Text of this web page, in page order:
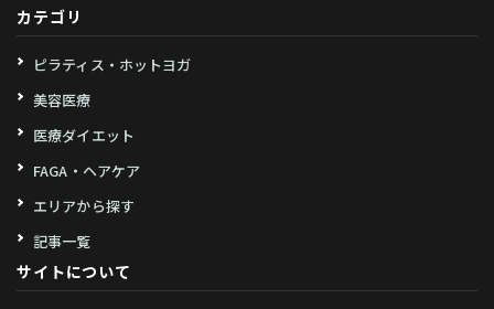
カテゴリ
ピラティス・ホットヨガ
美容医療
医療ダイエット
FAGA・ヘアケア
エリアから探す
記事一覧
サイトについて